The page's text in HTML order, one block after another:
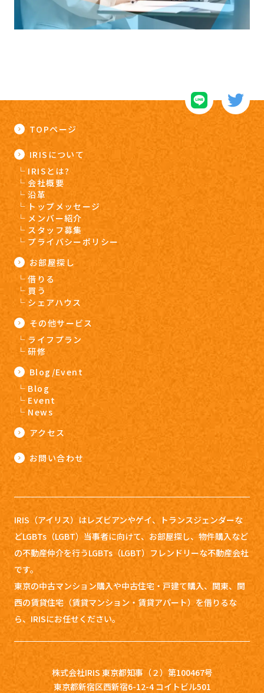
TOPページ
IRISについて
IRISとは?
会社概要
沿革
トップメッセージ
メンバー紹介
スタッフ募集
プライバシーポリシー
お部屋探し
借りる
買う
シェアハウス
その他サービス
ライフプラン
研修
Blog/Event
Blog
Event
News
アクセス
お問い合わせ
IRIS（アイリス）はレズビアンやゲイ、トランスジェンダーな
どLGBTs（LGBT）当事者に向けて、お部屋探し、 物件購入など
の不動産仲介を行うLGBTs（LGBT）フレンドリーな不動産会社
です。
東京の中古マンション購入や中古住宅・戸建て購入、関東、関
西の賃貸住宅（賃貸マンション・賃貸アパート）を借りるな
ら、IRISにお任せください。
株式会社IRIS 東京都知事（２）第100467号
東京都新宿区西新宿6-12-4 コイトビル501